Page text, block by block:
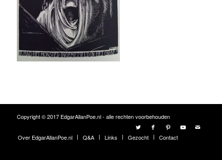
Copyright © 2017 EdgarAllanPoe.nl - alle rechten voorbehouden
Over EdgarAllanPoe.nl Q&A Links Gezocht Contact